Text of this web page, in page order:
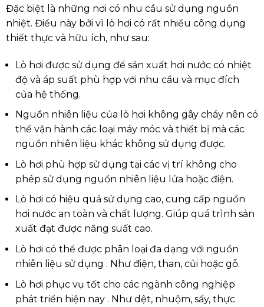
Đặc biệt là những nơi có nhu cầu sử dụng nguồn
nhiệt. Điều này bởi vì lò hơi có rất nhiều công dụng
thiết thực và hữu ích, như sau:
Lò hơi được sử dụng để sản xuất hơi nước có nhiệt
độ và áp suất phù hợp với nhu cầu và mục đích
của hệ thống.
Nguồn nhiên liệu của lò hơi không gây cháy nên có
thể vận hành các loại máy móc và thiết bị mà các
nguồn nhiên liệu khác không sử dụng được.
Lò hơi phù hợp sử dụng tại các vị trí không cho
phép sử dụng nguồn nhiên liệu lửa hoặc điện.
Lò hơi có hiệu quả sử dụng cao, cung cấp nguồn
hơi nước an toàn và chất lượng. Giúp quá trình sản
xuất đạt được năng suất cao.
Lò hơi có thể được phân loại đa dạng với nguồn
nhiên liệu sử dụng . Như điện, than, củi hoặc gỗ.
Lò hơi phục vụ tốt cho các ngành công nghiệp
phát triển hiện nay . Như dệt, nhuộm, sấy, thực